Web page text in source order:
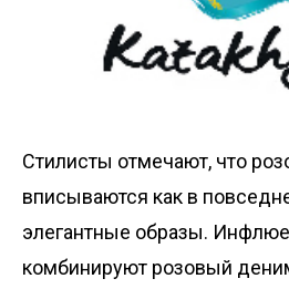
Стилисты отмечают, что
вписываются как в
элегантные образы.
комбинируют розовый